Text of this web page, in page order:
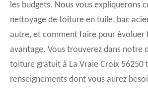
les budgets. Nous vous expliquerons
nettoyage de toiture en tuile, bac
autre, et comment faire pour évoluer
avantage. Vous trouverez dans notre
toiture gratuit à La Vraie Croix 56250
renseignements dont vous aurez